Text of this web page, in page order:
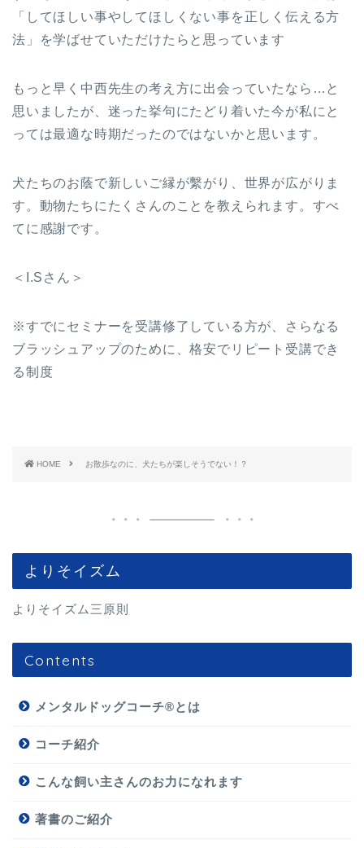
「してほしい事やしてほしくない事を正しく伝える方
法」を学ばせていただけたらと思っています
もっと早く中西先生の考え方に出会っていたなら…と
思いましたが、迷った挙句にたどり着いた今が私にと
っては最適な時期だったのではないかと思います。
犬たちのお蔭で新しいご縁が繫がり、世界が広がりま
す。動物たちにたくさんのことを教えられます。すべ
てに感謝です。
＜I.Sさん＞
※すでにセミナーを受講修了している方が、さらなる
ブラッシュアップのために、格安でリピート受講でき
る制度
HOME お散歩なのに、犬たちが楽しそうでない！？
よりそイズム
よりそイズム三原則
Contents
メンタルドッグコーチ®とは
コーチ紹介
こんな飼い主さんのお力になれます
著書のご紹介